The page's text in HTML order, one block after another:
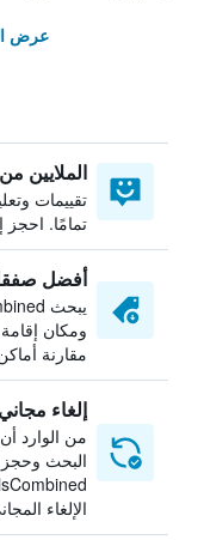
عرض
الملايين
تقييمات
تمامًا. احجز
أفضل
ومكان
مقارنة
إلغاء مجاني
من الوارد
البحث وحجز
الإلغاء